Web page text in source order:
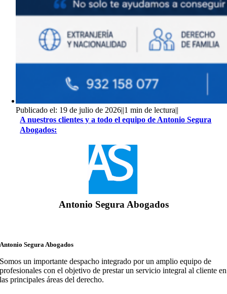
Publicado el: 19 de julio de 2026||1 min de lectura||
A nuestros clientes y a todo el equipo de Antonio Segura
Abogados:
Antonio Segura Abogados
Antonio Segura Abogados
Somos un importante despacho integrado por un amplio equipo de
profesionales con el objetivo de prestar un servicio integral al cliente en
las principales áreas del derecho.